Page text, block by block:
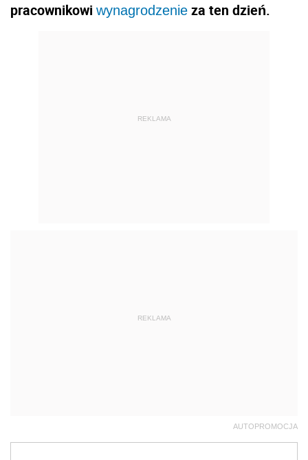
pracownikowi wynagrodzenie za ten dzień.
REKLAMA
REKLAMA
AUTOPROMOCJA